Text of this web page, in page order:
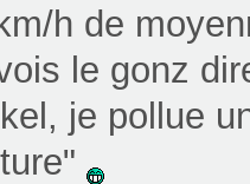
h de
le gonz
je pollue